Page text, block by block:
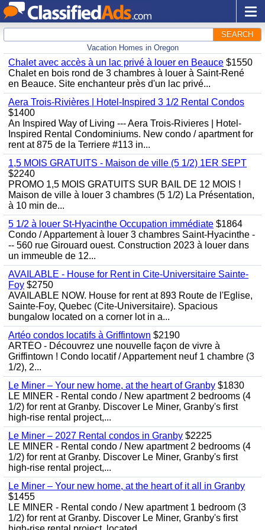
SEARCH
Vacation Homes in Oregon
Chalet avec accès à un lac privé à louer en Beauce $1550
Chalet en bois rond de 3 chambres à louer à Saint-René
en Beauce. Site enchanteur près d'un lac privé...
Aera Trois-Rivières | Hotel-Inspired 3 1/2 Rental Condos
$1400
An Inspired Way of Living --- Aera Trois-Rivieres | Hotel-
Inspired Rental Condominiums. New condo / apartment for
rent at 875 de la Terriere #113 in...
1,5 MOIS GRATUITS - Maison de ville (5 1/2) 1ER SEPT
$2240
PROMO 1,5 MOIS GRATUITS SUR BAIL DE 12 MOIS !
Maison de ville à louer 3 chambres (5 1/2) La Présentation,
à 10 min de...
5 1/2 à louer St-Hyacinthe Occupation immédiate $1864
Condo / Appartement à louer 3 chambres Saint-Hyacinthe -
-- 560 rue Girouard ouest. Construction 2023 à louer dans
un immeuble de 12...
AVAILABLE - House for Rent in Cite-Universitaire Sainte-
Foy $2750
AVAILABLE NOW. House for rent at 893 Route de l'Eglise,
Sainte-Foy, Quebec (Cite-Universitaire). Spacious
bungalow located on a corner lot in a...
Artéo condos locatifs à Griffintown $2190
ARTÉO - Découvrez une nouvelle façon de vivre à
Griffintown ! Condo locatif / Appartement neuf 1 chambre (3
1/2), 2...
Le Miner – Your new home, at the heart of Granby $1830
LE MINER - Rental condo / New apartment 2 bedrooms (4
1/2) for rent at Granby. Discover Le Miner, Granby's first
high-rise rental project,...
Le Miner – 2027 Rental condos in Granby $2225
LE MINER - Rental condo / New apartment 2 bedrooms (4
1/2) for rent at Granby. Discover Le Miner, Granby's first
high-rise rental project,...
Le Miner – Your new home, at the heart of it all in Granby
$1455
LE MINER - Rental condo / New apartment 1 bedroom (3
1/2) for rent at Granby. Discover Le Miner, Granby's first